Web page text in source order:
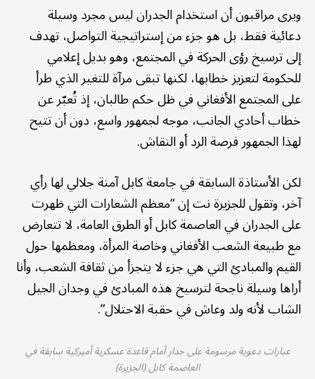
ويرى مراقبون أن استخدام الجدران ليس مجرد وسيلة
دعائية فقط، بل هو جزء من إستراتيجية التواصل، تهدف
إلى ترسيخ رؤى الحركة في المجتمع، وهو بديل إعلامي
للحكومة لتعزيز خطابها، لكنها تبقى مرآة للتغير الذي طرأ
على المجتمع الأفغاني في ظل حكم طالبان، إذ تُعبّر عن
خطاب أحادي الجانب، موجه لجمهور واسع، دون أن تتيح
لهذا الجمهور فرصة الرد أو النقاش.
لكن الأستاذة السابقة في جامعة كابل آمنة جلالي لها رأي
آخر، وتقول للجزيرة نت إن “معظم الشعارات التي ظهرت
على الجدران في العاصمة كابل أو الطرق العامة، لا تتعارض
مع طبيعة الشعب الأفغاني وخاصة المرأة، ومعظمها حول
القيم والمبادئ التي هي جزء لا يتجزأ من ثقافة الشعب، وأنا
أراها وسيلة ناجحة لترسيخ هذه المبادئ في وجدان الجيل
الشاب لأنه ولد وعاش في حقبة الاحتلال”.
عبارات دعوية مرسومة على جدار أمام قاعدة عسكرية أميركية سابقة في
العاصمة كابل (الجزيرة)